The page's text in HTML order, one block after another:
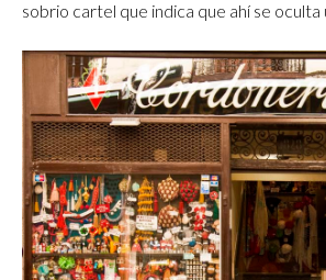
sobrio cartel que indica que ahí se oculta